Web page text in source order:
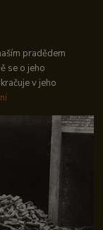
pradědem
se o jeho
v jeho